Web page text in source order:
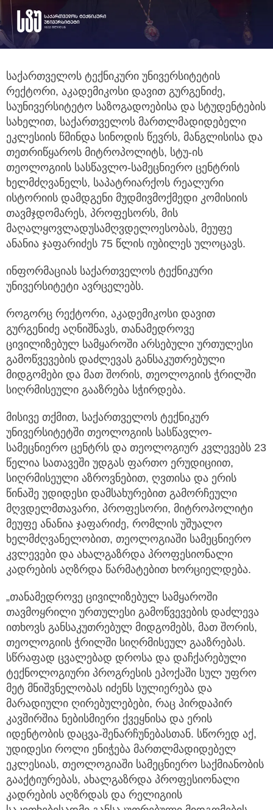
საქართველოს ტექნიკური უნივერსიტეტის
რექტორი, აკადემიკოსი დავით გურგენიძე,
საუნივერსიტეტო საზოგადოებისა და სტუდენტების
სახელით, საქართველოს მართლმადიდებელი
ეკლესიის წმინდა სინოდის წევრს, მანგლისისა და
თეთრიწყაროს მიტროპოლიტს, სტუ-ის
თეოლოგიის სასწავლო-სამეცნიერო ცენტრის
ხელმძღვანელს, საპატრიარქოს რეალური
ისტორიის დამდგენი მუდმივმოქმედი კომისიის
თავმჯდომარეს, პროფესორს, მის
მაღალყოვლადუსამღვდელოესობას, მეუფე
ანანია ჯაფარიძეს 75 წლის იუბილეს ულოცავს.
ინფორმაციას საქართველოს ტექნიკური
უნივერსიტეტი ავრცელებს.
როგორც რექტორი, აკადემიკოსი დავით
გურგენიძე აღნიშნავს, თანამედროვე
ცივილიზებულ სამყაროში არსებული ურთულესი
გამოწვევების დაძლევას განსაკუთრებული
მიდგომები და მათ შორის, თეოლოგიის ჭრილში
სიღრმისეული გააზრება სჭირდება.
მისივე თქმით, საქართველოს ტექნიკურ
უნივერსიტეტში თეოლოგიის სასწავლო-
სამეცნიერო ცენტრს და თეოლოგიურ კვლევებს 23
წელია სათავეში უდგას ფართო ერუდიციით,
სიღრმისეული აზროვნებით, ღვთისა და ერის
წინაშე უდიდესი დამსახურებით გამორჩეული
მღვდელმთავარი, პროფესორი, მიტროპოლიტი
მეუფე ანანია ჯაფარიძე, რომლის უშუალო
ხელმძღვანელობით, თეოლოგიაში სამეცნიერო
კვლევები და ახალგაზრდა პროფესიონალი
კადრების აღზრდა წარმატებით ხორციელდება.
„თანამედროვე ცივილიზებულ სამყაროში
თავმოყრილი ურთულესი გამოწვევების დაძლევა
ითხოვს განსაკუთრებულ მიდგომებს, მათ შორის,
თეოლოგიის ჭრილში სიღრმისეულ გააზრებას.
სწრაფად ცვალებად დროსა და დაჩქარებული
ტექნოლოგიური პროგრესის ეპოქაში სულ უფრო
მეტ მნიშვნელობას იძენს სულიერება და
მარადიული ღირებულებები, რაც პირდაპირ
კავშირშია ნებისმიერი ქვეყნისა და ერის
იდენტობის დაცვა-შენარჩუნებასთან. სწორედ აქ,
უდიდესი როლი ენიჭება მართლმადიდებელ
ეკლესიას, თეოლოგიაში სამეცნიერო საქმიანობის
გააქტიურებას, ახალგაზრდა პროფესიონალი
კადრების აღზრდას და რელიგიის